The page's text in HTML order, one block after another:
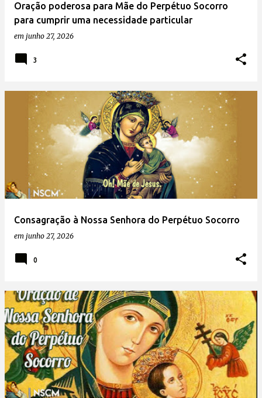
Oração poderosa para Mãe do Perpétuo Socorro
para cumprir uma necessidade particular
em junho 27, 2026
3
Consagração à Nossa Senhora do Perpétuo Socorro
em junho 27, 2026
0